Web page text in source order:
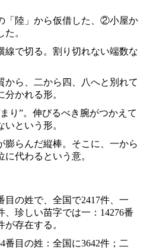
「陸」から仮借した、②小屋か
。
線で切る。割り切れない端数な
から、二から四、八へと別れて
かれる形。
り”。伸びるべき腕がつかえて
という形。
膨らんだ縦棒。そこに、一から
代わるという意。
目の姓で、全国で2417件、一
、珍しい苗字では一：14276番
が存在する。
番目の姓：全国に3642件；二